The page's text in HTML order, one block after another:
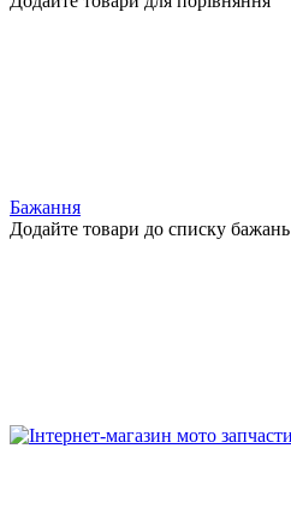
Бажання
Додайте товари до списку бажань